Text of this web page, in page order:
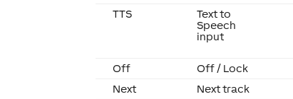
TTS
Text to
Speech
input
Off Off / Lock
Next
Next track